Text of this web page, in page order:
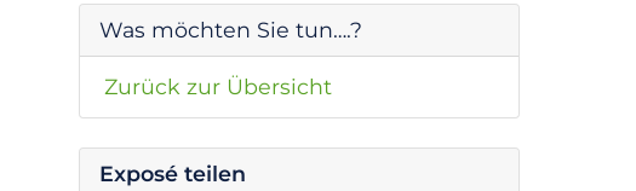
Was möchten Sie tun….?
Zurück zur Übersicht
Exposé teilen